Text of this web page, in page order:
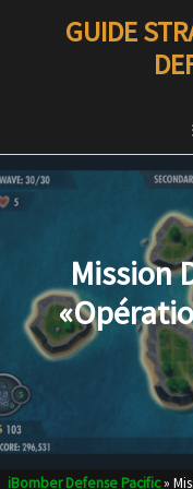
GUIDE
Mission
iBomber Defense Pacific»